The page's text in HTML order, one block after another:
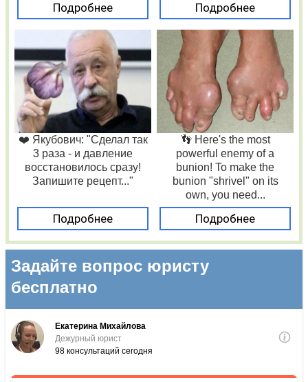
Подробнее Подробнее
❤️ Якубович: "Сделал так
3 раза - и давление
восстановилось сразу!
Запишите рецепт..."
Подробнее
👣 Here's the most
powerful enemy of a
bunion! To make the
bunion "shrivel" on its
own, you need...
Подробнее